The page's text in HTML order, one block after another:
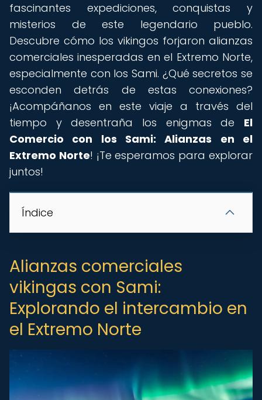
fascinantes expediciones, conquistas y
misterios de este legendario pueblo.
Descubre cómo los vikingos forjaron alianzas
comerciales inesperadas en el Extremo Norte,
especialmente con los Sami. ¿Qué secretos se
esconden detrás de estas conexiones?
¡Acompáñanos en este viaje a través del
tiempo y desentraña los enigmas de El
Comercio con los Sami: Alianzas en el
Extremo Norte! ¡Te esperamos para explorar
juntos!
Índice
Alianzas comerciales
vikingas con Sami:
Explorando el intercambio en
el Extremo Norte